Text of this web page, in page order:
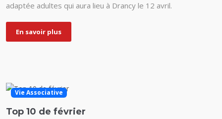
adaptée adultes qui aura lieu à Drancy le 12 avril.
En savoir plus
Vie Associative
Top 10 de février